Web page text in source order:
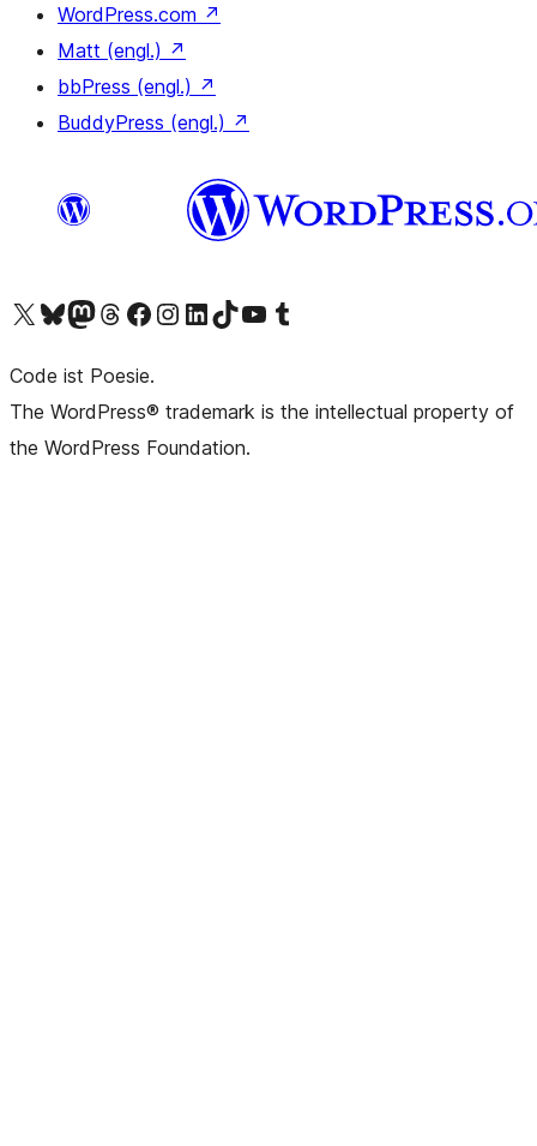
WordPress.com ↗
Matt (engl.) ↗
bbPress (engl.) ↗
BuddyPress (engl.) ↗
Das X-Konto (früher Twitter) von WordPress.org besuchen
Das Bluesky-Konto von WordPress.org besuchen
Das Mastodon-Konto von WordPress.org besuchen
Das Threads-Konto von WordPress.org besuchen
Die Facebook-Seite von WordPress.org besuchen
Das Instagram-Konto von WordPress.org besuchen
Das LinkedIn-Konto von WordPress.org besuchen
Das TikTok-Konto von WordPress.org besuchen
Den YouTube-Kanal von WordPress.org besuchen
Das Tumblr-Konto von WordPress.org besuchen
Code ist Poesie.
The WordPress® trademark is the intellectual property of
the WordPress Foundation.